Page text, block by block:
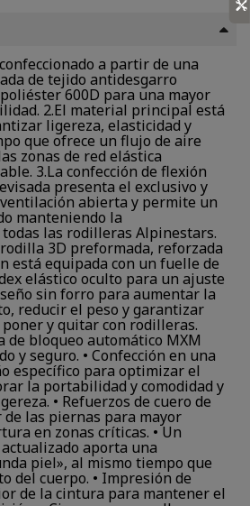
a partir de una
de tejido antidesgarro
600D para una mayor
2.El material principal está
ligereza, elasticidad y
que ofrece un flujo de aire
zonas de red elástica
3.La confección de flexión
presenta el exclusivo y
abierta y permite un
manteniendo la
las rodilleras Alpinestars.
3D preformada, reforzada
está equipada con un fuelle de
elástico oculto para un ajuste
sin forro para aumentar la
reducir el peso y garantizar
y quitar con rodilleras.
de bloqueo automático MXM
y seguro. • Confección en una
específico para optimizar el
la portabilidad y comodidad y
• Refuerzos de cuero de
las piernas para mayor
en zonas críticas. • Un
aporta una
piel», al mismo tiempo que
del cuerpo. • Impresión de
de la cintura para mantener el